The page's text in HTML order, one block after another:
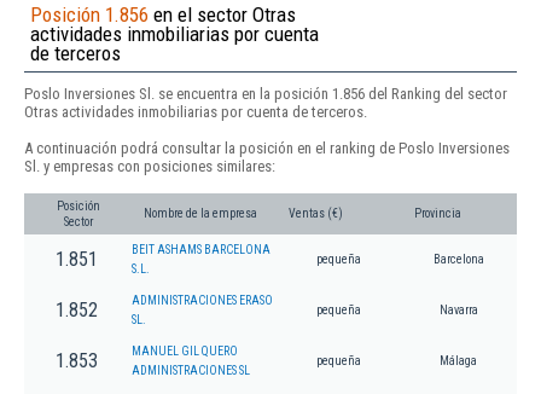
Posición 1.856 en el sector Otras
actividades inmobiliarias por cuenta
de terceros
Poslo Inversiones Sl. se encuentra en la posición 1.856 del Ranking del sector
Otras actividades inmobiliarias por cuenta de terceros.
A continuación podrá consultar la posición en el ranking de Poslo Inversiones
Sl. y empresas con posiciones similares:
Posición
Sector
Nombre de la empresa Ventas (€) Provincia
1.851
BEIT ASHAMS BARCELONA
S.L.
pequeña Barcelona
1.852
ADMINISTRACIONES ERASO
SL.
pequeña Navarra
1.853
MANUEL GIL QUERO
ADMINISTRACIONES SL
pequeña Málaga